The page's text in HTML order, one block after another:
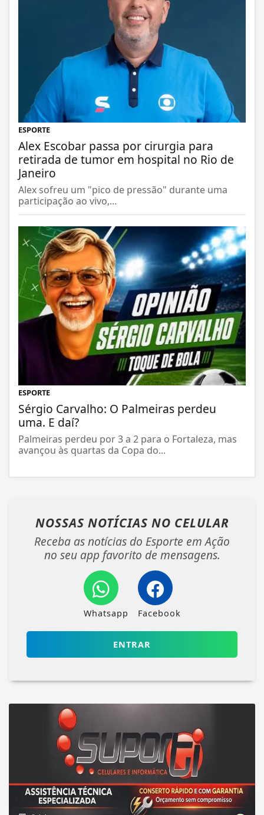
ESPORTE
Alex Escobar passa por cirurgia para
retirada de tumor em hospital no Rio de
Janeiro
Alex sofreu um "pico de pressão" durante uma
participação ao vivo,...
ESPORTE
Sérgio Carvalho: O Palmeiras perdeu
uma. E daí?
Palmeiras perdeu por 3 a 2 para o Fortaleza, mas
avançou às quartas da Copa do...
NOSSAS NOTÍCIAS NO CELULAR
Receba as notícias do Esporte em Ação
no seu app favorito de mensagens.
Whatsapp Facebook
ENTRAR